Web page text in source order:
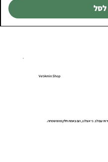
לסל
VetAmin Shop
עם לב. כי אצלנו, הם באמת חלק מהמשפחה.